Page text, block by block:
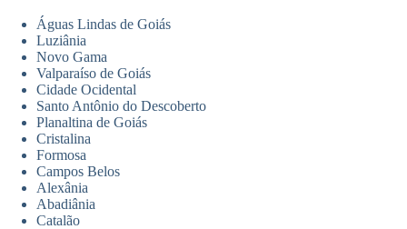
Águas Lindas de Goiás
Luziânia
Novo Gama
Valparaíso de Goiás
Cidade Ocidental
Santo Antônio do Descoberto
Planaltina de Goiás
Cristalina
Formosa
Campos Belos
Alexânia
Abadiânia
Catalão